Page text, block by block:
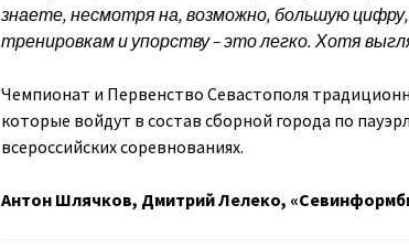
знаете, несмотря на, возможно, большую
тренировкам и упорству – это легко. Хотя
Чемпионат и Первенство Севастополя
которые войдут в состав сборной города по
всероссийских соревнованиях.
Антон Шлячков, Дмитрий Лелеко,